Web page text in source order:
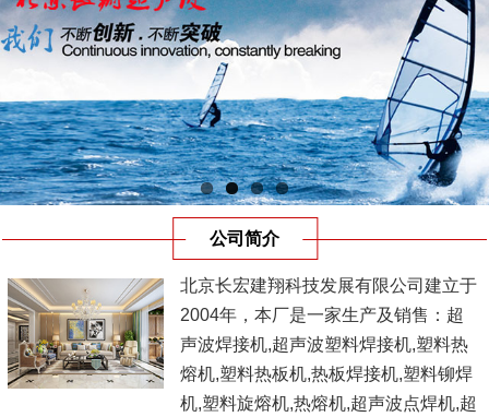
公司简介
北京长宏建翔科技发展有限公司建立于
2004年，本厂是一家生产及销售：超
声波焊接机,超声波塑料焊接机,塑料热
熔机,塑料热板机,热板焊接机,塑料铆焊
机,塑料旋熔机,热熔机,超声波点焊机,超